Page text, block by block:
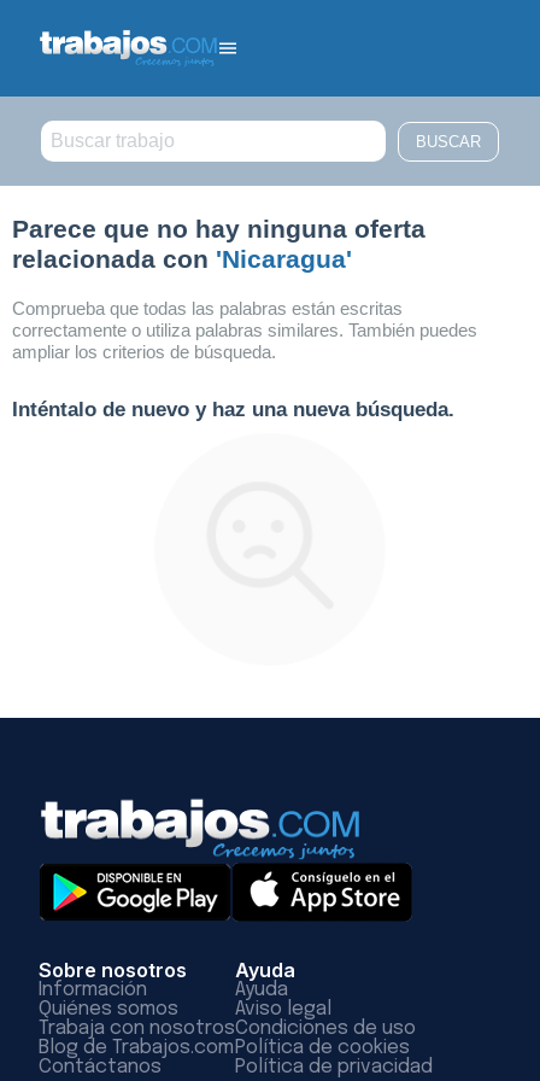
Parece que no hay ninguna oferta
relacionada con 'Nicaragua'
Comprueba que todas las palabras están escritas
correctamente o utiliza palabras similares. También puedes
ampliar los criterios de búsqueda.
Inténtalo de nuevo y haz una nueva búsqueda.
Sobre nosotros
Información
Quiénes somos
Trabaja con nosotros
Blog de Trabajos.com
Contáctanos
Ayuda
Ayuda
Aviso legal
Condiciones de uso
Política de cookies
Política de privacidad